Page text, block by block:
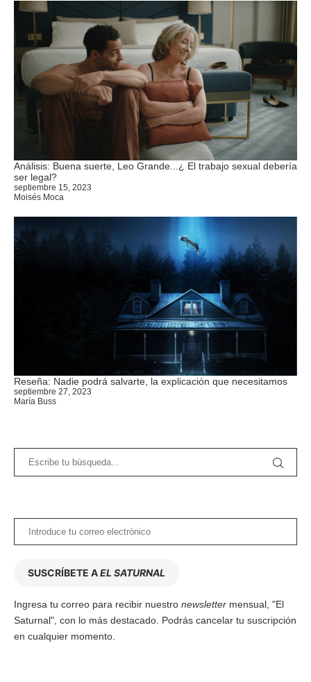
Análisis: Buena suerte, Leo Grande...¿ El trabajo sexual debería
ser legal?
septiembre 15, 2023
Moisés Moca
Reseña: Nadie podrá salvarte, la explicación que necesitamos
septiembre 27, 2023
María Buss
SUSCRÍBETE AEL SATURNAL
Ingresa tu correo para recibir nuestro newsletter mensual, "El
Saturnal", con lo más destacado. Podrás cancelar tu suscripción
en cualquier momento.